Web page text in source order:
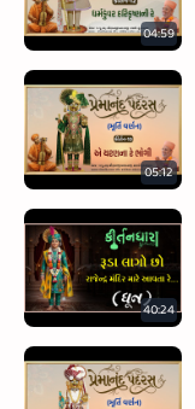
04:59
05:12
40:24